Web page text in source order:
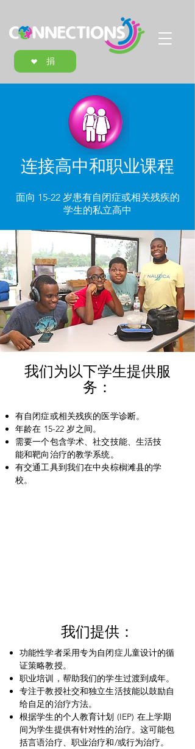
捐
连接高中和职业课程
面向 15-22 岁患有自闭症或相关残疾的
学生的私立高中
我们为以下学生提供服
务：
有自闭症或相关残疾的医学诊断。
年龄在 15-22 岁之间。
需要一个包含学术、社交技能、生活技
能和靶向治疗的教学系统。
有交通工具到我们在中央棕榈滩县的学
校。
我们提供：
功能性学者采用专为自闭症儿童设计的循
证策略教授。
职业培训，帮助我们的学生过渡到成年。
专注于教授社交和独立生活技能以鼓励自
给自足的治疗方法。
根据学生的个人教育计划 (IEP) 在上学期
间为学生提供有针对性的治疗。这可能包
括言语治疗、职业治疗和/或行为治疗。